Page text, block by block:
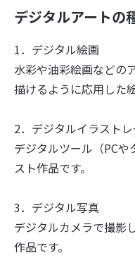
デジタルアートの
1．デジタル絵画
水彩や油彩絵画などの
描けるように応用した
2．デジタルイラスト
デジタルツール（PC
スト作品です。
3．デジタル写真
デジタルカメラで撮影
作品です。